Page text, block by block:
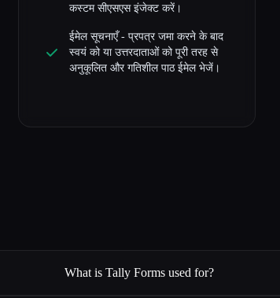
कस्टम सीएसएस इंजेक्ट करें।
ईमेल सूचनाएँ - प्रपत्र जमा करने के बाद
स्वयं को या उत्तरदाताओं को पूरी तरह से
अनुकूलित और गतिशील पाठ ईमेल भेजें।
What is Tally Forms used for?